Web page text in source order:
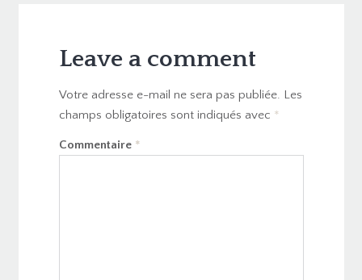
Leave a comment
Votre adresse e-mail ne sera pas publiée. Les
champs obligatoires sont indiqués avec *
Commentaire *